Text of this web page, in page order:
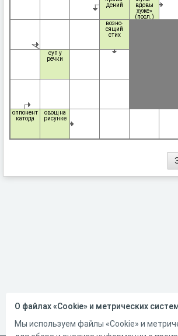
дений
вдовы
хуже»
(посл.)
возно-
сящий
стих
суп у
речки
оппонент
катода
овощ на
рисунке
О файлах «Cookie» и метрических
Мы используем файлы «Cookie» и